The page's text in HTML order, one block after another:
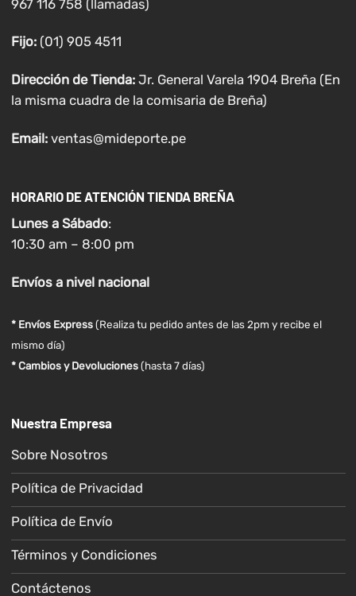
967 116 758 (llamadas)
Fijo:(01) 905 4511
Dirección de Tienda: Jr. General Varela 1904 Breña (En
la misma cuadra de la comisaria de Breña)
Email: ventas@mideporte.pe
HORARIO DE ATENCIÓN TIENDA BREÑA
Lunes a Sábado:
10:30 am – 8:00 pm
Envíosa nivel nacional
* Envíos Express(Realiza tu pedido antes de las 2pm y recibe el
mismo día)
* Cambios y Devoluciones (hasta 7 días)
Nuestra Empresa
Sobre Nosotros
Política de Privacidad
Política de Envío
Términos y Condiciones
Contáctenos